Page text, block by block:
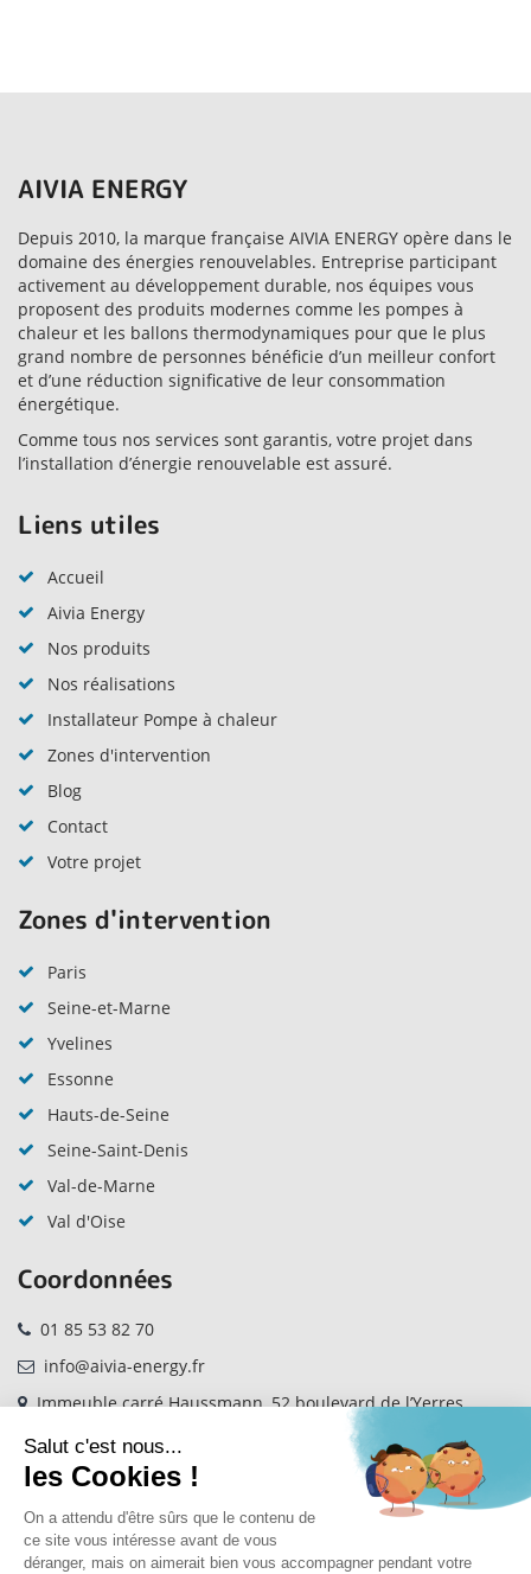
AIVIA ENERGY
Depuis 2010, la marque française AIVIA ENERGY opère dans le
domaine des énergies renouvelables. Entreprise participant
activement au développement durable, nos équipes vous
proposent des produits modernes comme les pompes à
chaleur et les ballons thermodynamiques pour que le plus
grand nombre de personnes bénéficie d’un meilleur confort
et d’une réduction significative de leur consommation
énergétique.
Comme tous nos services sont garantis, votre projet dans
l’installation d’énergie renouvelable est assuré.
Liens utiles
Accueil
Aivia Energy
Nos produits
Nos réalisations
Installateur Pompe à chaleur
Zones d'intervention
Blog
Contact
Votre projet
Zones d'intervention
Paris
Seine-et-Marne
Yvelines
Essonne
Hauts-de-Seine
Seine-Saint-Denis
Val-de-Marne
Val d'Oise
Coordonnées
01 85 53 82 70
info@aivia-energy.fr
Immeuble carré Haussmann, 52 boulevard de l’Yerres
AIVIA RECRUTE